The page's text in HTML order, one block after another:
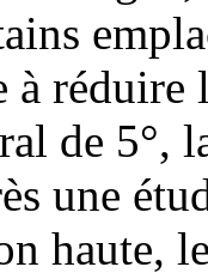
à
de 5°,
une
haute,